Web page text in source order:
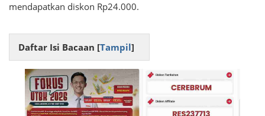
mendapatkan diskon Rp24.000.
Daftar Isi Bacaan [Tampil]